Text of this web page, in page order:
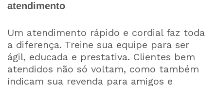
atendimento
Um atendimento rápido e cordial faz toda
a diferença. Treine sua equipe para ser
ágil, educada e prestativa. Clientes bem
atendidos não só voltam, como também
indicam sua revenda para amigos e